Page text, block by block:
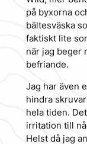
på byxorna
bältesväska
faktiskt lite
när jag beger
befriande.
Jag har även
hindra
hela tiden.
irritation till
Helst då jag